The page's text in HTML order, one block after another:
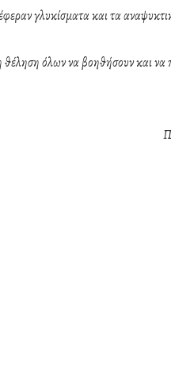
γλυκίσματα και τα
όλων να βοηθήσουν και να